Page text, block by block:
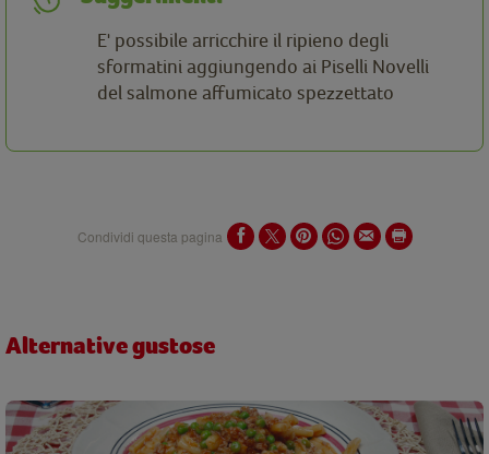
E' possibile arricchire il ripieno degli
sformatini aggiungendo ai Piselli Novelli
del salmone affumicato spezzettato
Condividi questa pagina
Alternative gustose